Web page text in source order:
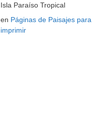
Isla Paraíso Tropical
en Páginas de Paisajes para
imprimir